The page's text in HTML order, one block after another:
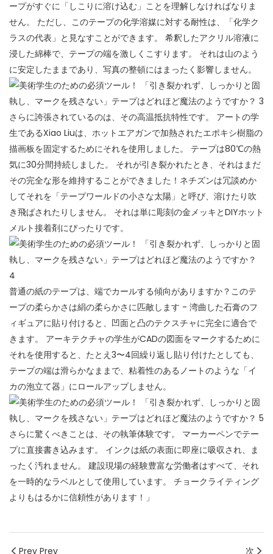
ープがすぐに「しこりに溶け込む」ことを理解しなければなりま
せん。 ただし、このテープの化学溶媒に対する耐性は、「化学ク
ラスの代表」と見なすことができます。 希釈したアクリル溶液に
浸した綿棒で、テープの端を激しくこすります。 それは山のよう
に安定したままであり、写真の整頓にはまったく影響しません。
さらに誇張されているのは、その高温抵抗特性です。 アートの学
生であるXiao Liuは、ホットエアガンで加熱されたエポキシ樹脂の
描画板を固定するためにそれを使用しました。 テープは80℃の熱
気に30分間持続しました。 それが引き裂かれたとき、それはまだ
その完全な形を維持することができました！ネチズンは冗談めか
してそれを「テープワールドの小さな太陽」と呼び、溶けたり吹
き飛ばされたりしません。 それは単に彫刻の金メッキとDIYホット
メルト接着剤にぴったりです。
普通の紙のテープは、端でカールする傾向がありますか？このテ
ープの柔らかさは絹の柔らかさに匹敵します - 湾曲した石膏のフ
ィギュアに貼り付けると、凹面と凸のテクスチャに完全に適合で
きます。 アーキテクチャの学生がCADの図面をマークするために
それを使用すると、たとえ3〜4回繰り返し貼り付けたとしても、
テープの端は滑らかなままで、粘着性のあるノートのような「イ
カの泡立て器」にロールアップしません。
さらに驚くべきことは、その執筆体験です。 マーカーペンでテー
プに直接書き込みます。 インクは紙の表面に即座に吸収され、ま
ったく汚れません。 建設現場の経験豊富な労働者はすべて、それ
を一時的なラベルとして使用しています。 チョークライティング
よりもはるかに信頼性があります！」
Prev Prev 次